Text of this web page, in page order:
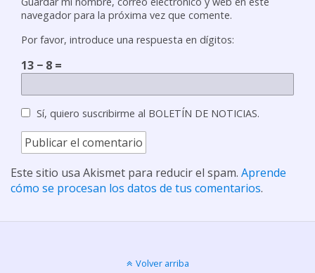
navegador para la próxima vez que comente.
Por favor, introduce una respuesta en dígitos:
13 − 8 =
Sí, quiero suscribirme al BOLETÍN DE NOTICIAS.
Este sitio usa Akismet para reducir el spam. Aprende
cómo se procesan los datos de tus comentarios.
Volver arriba